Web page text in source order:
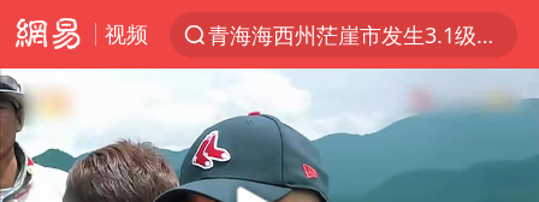
视频
青海海西州茫崖市发生3.1级地震
我国编制完成新版全月地质图
台风白海豚登陆地点更新